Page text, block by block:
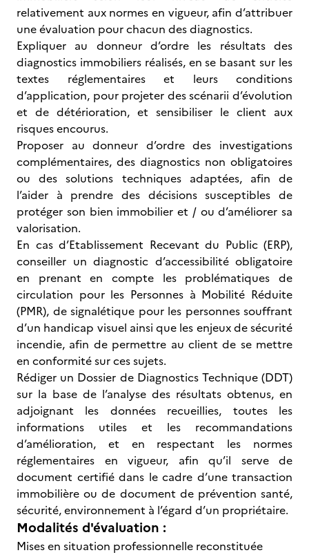
relativement aux normes en vigueur, afin d’attribuer
une évaluation pour chacun des diagnostics.
Expliquer au donneur d’ordre les résultats des
diagnostics immobiliers réalisés, en se basant sur les
textes réglementaires et leurs conditions
d’application, pour projeter des scénarii d’évolution
et de détérioration, et sensibiliser le client aux
risques encourus.
Proposer au donneur d’ordre des investigations
complémentaires, des diagnostics non obligatoires
ou des solutions techniques adaptées, afin de
l’aider à prendre des décisions susceptibles de
protéger son bien immobilier et / ou d’améliorer sa
valorisation.
En cas d’Etablissement Recevant du Public (ERP),
conseiller un diagnostic d’accessibilité obligatoire
en prenant en compte les problématiques de
circulation pour les Personnes à Mobilité Réduite
(PMR), de signalétique pour les personnes souffrant
d’un handicap visuel ainsi que les enjeux de sécurité
incendie, afin de permettre au client de se mettre
en conformité sur ces sujets.
Rédiger un Dossier de Diagnostics Technique (DDT)
sur la base de l’analyse des résultats obtenus, en
adjoignant les données recueillies, toutes les
informations utiles et les recommandations
d’amélioration, et en respectant les normes
réglementaires en vigueur, afin qu’il serve de
document certifié dans le cadre d’une transaction
immobilière ou de document de prévention santé,
sécurité, environnement à l’égard d’un propriétaire.
Modalités d'évaluation :
Mises en situation professionnelle reconstituée